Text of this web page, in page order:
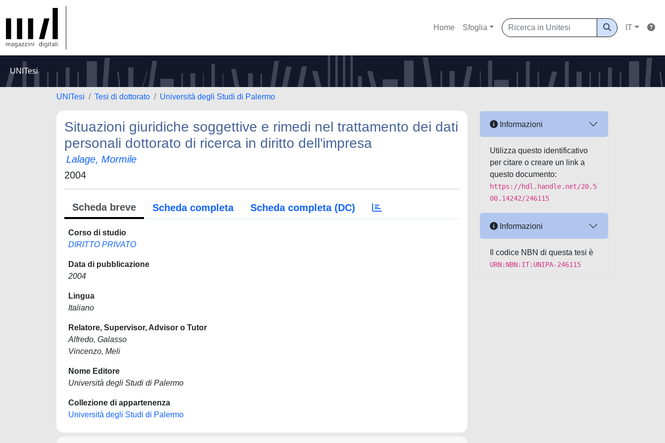
Home Sfoglia IT
UNITesi
UNITesi Tesi di dottorato Università degli Studi di Palermo
Situazioni giuridiche soggettive e rimedi nel trattamento dei dati
personali dottorato di ricerca in diritto dell'impresa
Lalage, Mormile
2004
Scheda breve Scheda completa Scheda completa (DC)
Corso di studio
DIRITTO PRIVATO
Data di pubblicazione
2004
Lingua
Italiano
Relatore, Supervisor, Advisor o Tutor
Alfredo, Galasso
Vincenzo, Meli
Nome Editore
Università degli Studi di Palermo
Collezione di appartenenza
Università degli Studi di Palermo
Informazioni
Utilizza questo identificativo
per citare o creare un link a
questo documento:
https://hdl.handle.net/20.5
00.14242/246115
Informazioni
Il codice NBN di questa tesi è
URN:NBN:IT:UNIPA-246115